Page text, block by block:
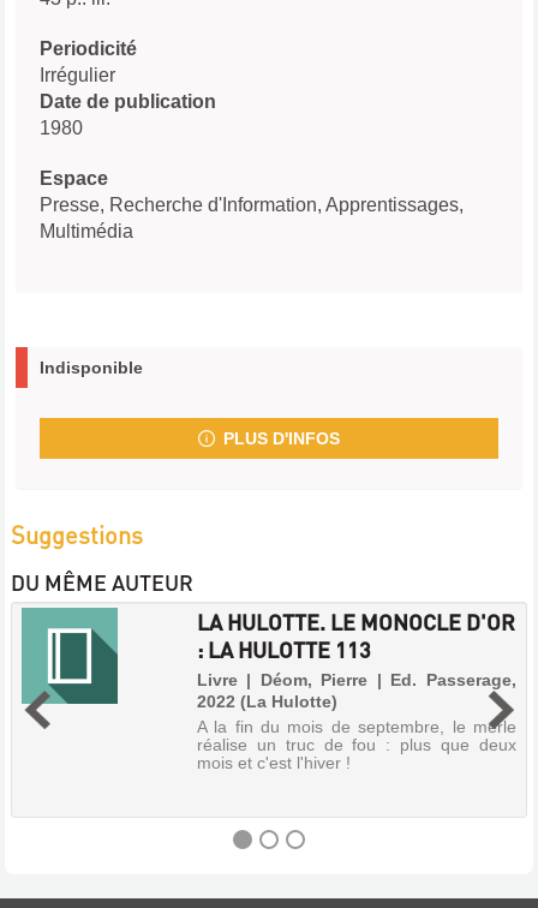
Periodicité
Irrégulier
Date de publication
1980
Espace
Presse, Recherche d'Information, Apprentissages,
Multimédia
Indisponible
PLUS D'INFOS
Suggestions
DU MÊME AUTEUR
LA HULOTTE. LE MONOCLE D'OR
: LA HULOTTE 113
Livre | Déom, Pierre | Ed. Passerage,
2022 (La Hulotte)
A la fin du mois de septembre, le merle
réalise un truc de fou : plus que deux
mois et c'est l'hiver !